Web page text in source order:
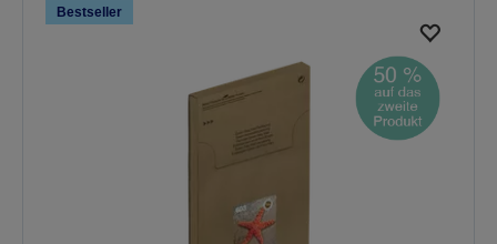
Bestseller